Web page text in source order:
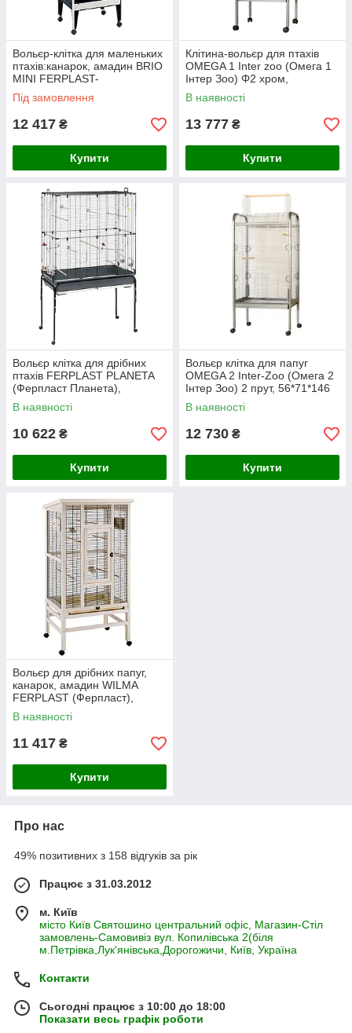
Вольєр-клітка для маленьких
птахів:канарок, амадин BRIO
MINI FERPLAST-
ФЕРПЛАСТ.60.5*73.5*160 см
Під замовлення
12 417 ₴
Купити
Клітина-вольєр для птахів
OMEGA 1 Inter zoo (Омега 1
Інтер Зоо) Φ2 хром,
56x56x146 см
В наявності
13 777 ₴
Купити
Вольєр клітка для дрібних
птахів FERPLAST PLANETA
(Ферпласт Планета),
97*58*116,5 см
В наявності
10 622 ₴
Купити
Вольєр клітка для папуг
OMEGA 2 Inter-Zoo (Омега 2
Інтер Зоо) 2 прут, 56*71*146
см
В наявності
12 730 ₴
Купити
Вольєр для дрібних папуг,
канарок, амадин WILMA
FERPLAST (Ферпласт),
83(76,5) - 67(62) - 158,5 см
В наявності
11 417 ₴
Купити
Про нас
49% позитивних з 158 відгуків за рік
Працює з 31.03.2012
м. Київ
місто Київ Святошино центральний офіс, Магазин-Стіл
замовлень-Самовивіз вул. Копилівська 2(біля
м.Петрівка,Лук'янівська,Дорогожичи, Київ, Україна
Контакти
Сьогодні працює з 10:00 до 18:00
Показати весь графік роботи